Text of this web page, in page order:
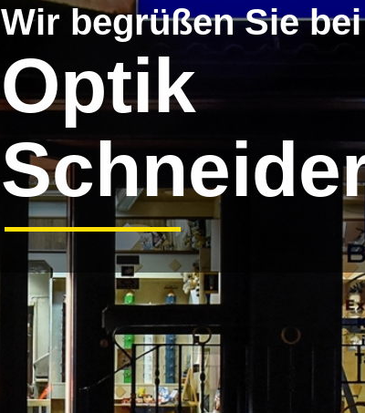
Wir begrüßen Sie bei
Optik